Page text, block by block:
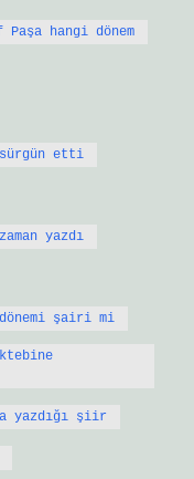
Paşa hangi dönem
sürgün etti
yazdı
şairi mi
yazdığı şiir